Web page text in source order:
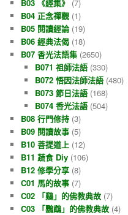
B03 《經集》 (7)
B04 正念禪觀 (1)
B05 閱讀經論 (19)
B06 經典法偈 (18)
B07 香光法語集 (2650)
B071 祖師法語(330)
B072 悟因法師法語(480)
B073 節日法語(168)
B074 香光法語(504)
B08 行門修持 (3)
B09 閱讀故事 (5)
B10 菩提道上 (12)
B11 蔬食 Diy (106)
B12 修學分享 (8)
C01 馬的故事 (7)
C02 「鷄」的佛教典故 (7)
C03 「鸚鵡」的佛教典故 (4)